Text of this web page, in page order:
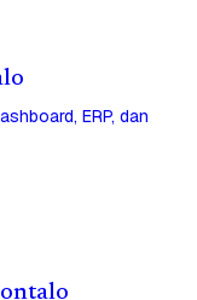
ERP, dan